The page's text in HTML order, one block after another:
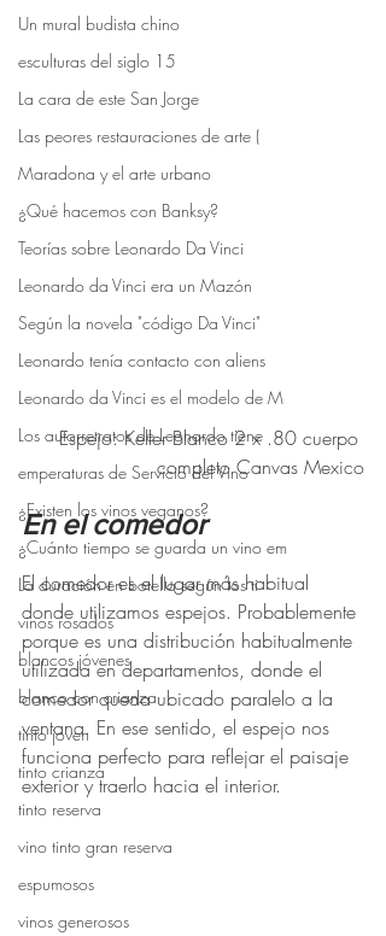
Un mural budista chino
esculturas del siglo 15
La cara de este San Jorge
Las peores restauraciones de arte (
Maradona y el arte urbano
¿Qué hacemos con Banksy?
Teorías sobre Leonardo Da Vinci
Leonardo da Vinci era un Mazón
Según la novela "código Da Vinci"
Leonardo tenía contacto con aliens
Leonardo da Vinci es el modelo de M
Los autorretratos de Leonardo tiene
emperaturas de Servicio del Vino
¿Existen los vinos veganos?
¿Cuánto tiempo se guarda un vino em
La duración en botella según los ti
vinos rosados
blancos jóvenes
blanco con crianza
tinto joven
tinto crianza
tinto reserva
vino tinto gran reserva
espumosos
vinos generosos
Espejo: Keller Blanco 2 x .80 cuerpo
completo Canvas Mexico
En el comedor
El comedor es el lugar más habitual
donde utilizamos espejos. Probablemente
porque es una distribución habitualmente
utilizada en departamentos, donde el
comedor queda ubicado paralelo a la
ventana. En ese sentido, el espejo nos
funciona perfecto para reflejar el paisaje
exterior y traerlo hacia el interior.